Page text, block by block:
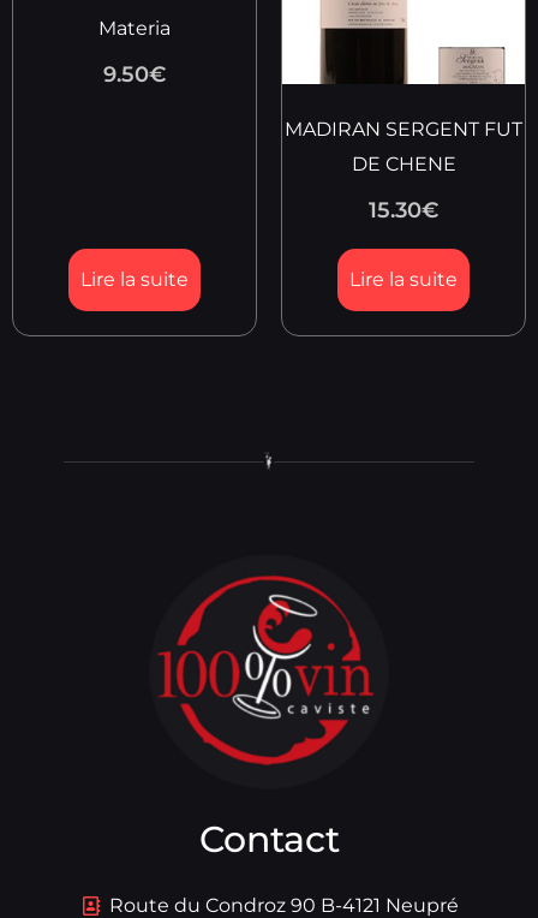
Materia
9.50€
Lire la suite
MADIRAN SERGENT FUT
DE CHENE
15.30€
Lire la suite
Contact
Route du Condroz 90 B-4121 Neupré